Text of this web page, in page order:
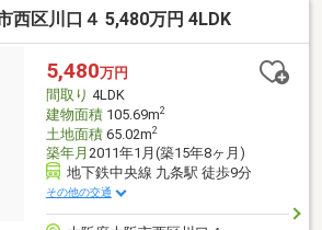
西区川口４ 5,480万円 4LDK
5,480万円
間取り 4LDK
建物面積105.69m2
土地面積65.02m2
築年月 2011年1月(築15年8ヶ月)
地下鉄中央線 九条駅 徒歩9分
その他の交通